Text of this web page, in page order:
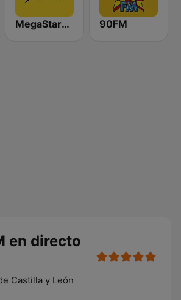
MegaStarFM 90FM
en directo
Castilla y León